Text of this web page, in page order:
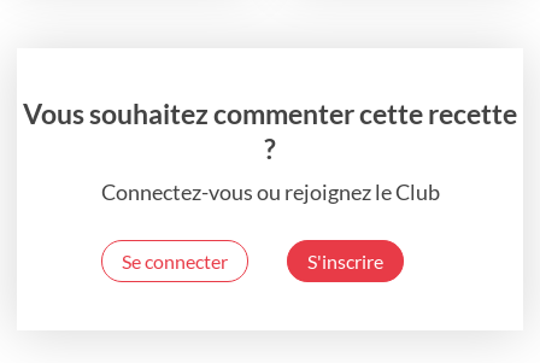
Vous souhaitez commenter cette recette
?
Connectez-vous ou rejoignez le Club
Se connecter S'inscrire